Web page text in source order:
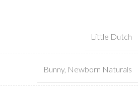
Little Dutch
Bunny, Newborn Naturals